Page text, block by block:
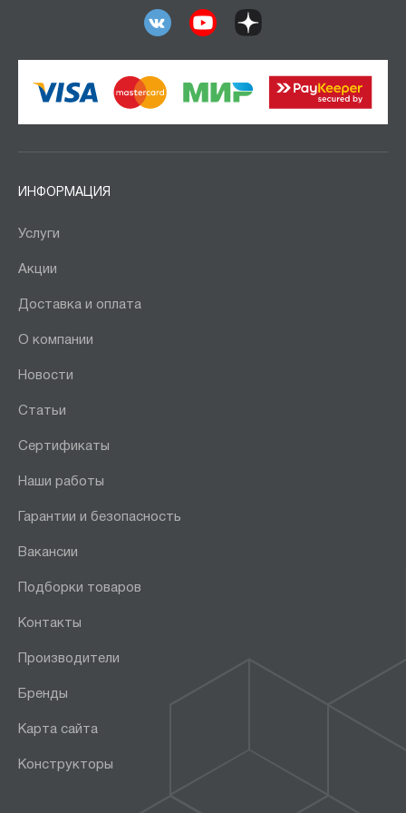
ИНФОРМАЦИЯ
Услуги
Акции
Доставка и оплата
О компании
Новости
Статьи
Сертификаты
Наши работы
Гарантии и безопасность
Вакансии
Подборки товаров
Контакты
Производители
Бренды
Карта сайта
Конструкторы